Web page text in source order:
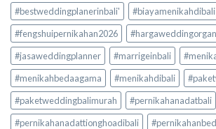
#bestweddingplanerinbali'
#biayamenikahdibali
#fengshuipernikahan2026
#jasaweddingplanner
#marrigeinbali
#menikahbedaagama
#menikahdibali
#paketweddingbalimurah
#pernikahanadatbali
#pernikahanadattionghoadibali